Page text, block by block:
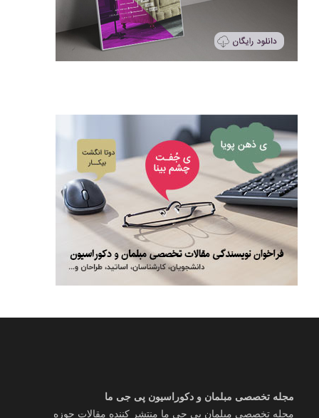
مجله تخصصی مبلمان و دکوراسیون پی جی ما
مجله تخصصی مبلمان پی جی ما منتشر کننده مقالات حوزه